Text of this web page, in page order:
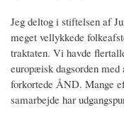
Jeg deltog i stiftelsen af
meget vellykkede
traktaten. Vi havde
europæisk dagsorden
forkortede ÅND. Mange
samarbejde har